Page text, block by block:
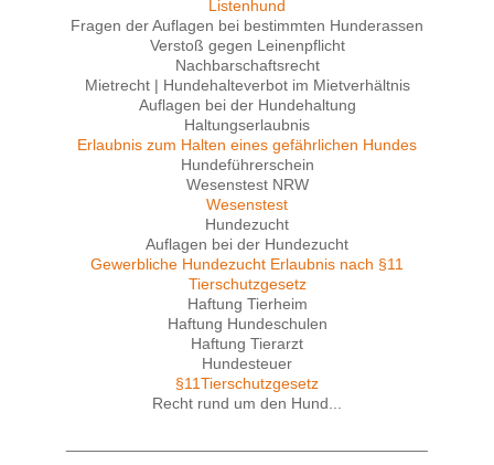
Listenhund
Fragen der Auflagen bei bestimmten Hunderassen
Verstoß gegen Leinenpflicht
Nachbarschaftsrecht
Mietrecht | Hundehalteverbot im Mietverhältnis
Auflagen bei der Hundehaltung
Haltungserlaubnis
Erlaubnis zum Halten eines gefährlichen Hundes
Hundeführerschein
Wesenstest NRW
Wesenstest
Hundezucht
Auflagen bei der Hundezucht
Gewerbliche Hundezucht Erlaubnis nach §11
Tierschutzgesetz
Haftung Tierheim
Haftung Hundeschulen
Haftung Tierarzt
Hundesteuer
§11Tierschutzgesetz
Recht rund um den Hund...